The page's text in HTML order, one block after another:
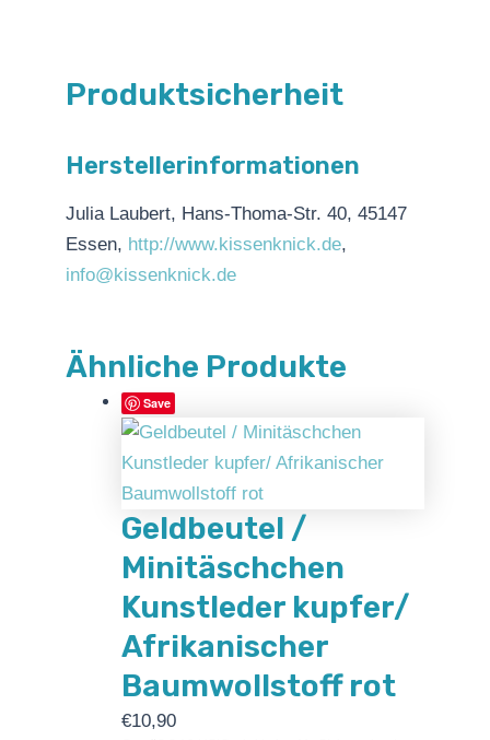
Produktsicherheit
Herstellerinformationen
Julia Laubert, Hans-Thoma-Str. 40, 45147
Essen, http://www.kissenknick.de,
info@kissenknick.de
Ähnliche Produkte
Save
Geldbeutel /
Minitäschchen
Kunstleder kupfer/
Afrikanischer
Baumwollstoff rot
€10,90